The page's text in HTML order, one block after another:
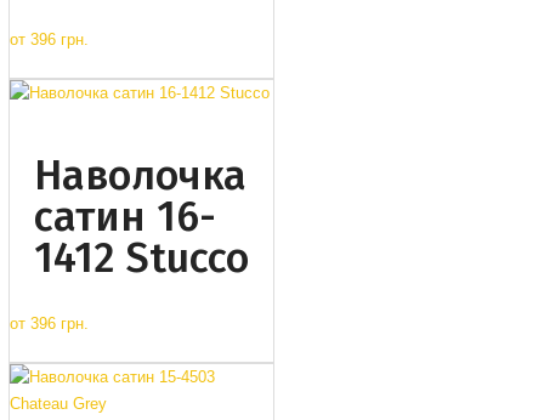
от 396 грн.
Наволочка
сатин 16-
1412 Stucco
от 396 грн.